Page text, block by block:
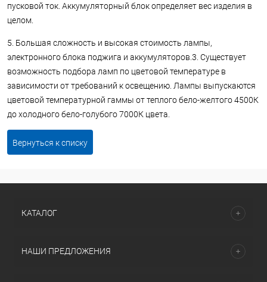
пусковой ток. Аккумуляторный блок определяет вес изделия в
целом.
5. Большая сложность и высокая стоимость лампы,
электронного блока поджига и аккумуляторов.3. Существует
возможность подбора ламп по цветовой температуре в
зависимости от требований к освещению. Лампы выпускаются
цветовой температурной гаммы от теплого бело-желтого 4500К
до холодного бело-голубого 7000К цвета.
Вернуться к списку
КАТАЛОГ
НАШИ ПРЕДЛОЖЕНИЯ